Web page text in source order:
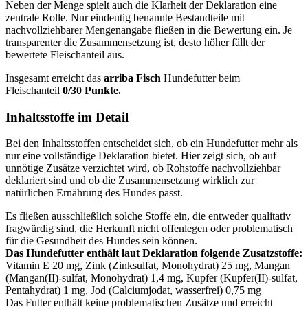
Neben der Menge spielt auch die Klarheit der Deklaration eine
zentrale Rolle. Nur eindeutig benannte Bestandteile mit
nachvollziehbarer Mengenangabe fließen in die Bewertung ein. Je
transparenter die Zusammensetzung ist, desto höher fällt der
bewertete Fleischanteil aus.
Insgesamt erreicht das arriba Fisch Hundefutter beim
Fleischanteil 0/30 Punkte.
Inhaltsstoffe im Detail
Bei den Inhaltsstoffen entscheidet sich, ob ein Hundefutter mehr als
nur eine vollständige Deklaration bietet. Hier zeigt sich, ob auf
unnötige Zusätze verzichtet wird, ob Rohstoffe nachvollziehbar
deklariert sind und ob die Zusammensetzung wirklich zur
natürlichen Ernährung des Hundes passt.
Es fließen ausschließlich solche Stoffe ein, die entweder qualitativ
fragwürdig sind, die Herkunft nicht offenlegen oder problematisch
für die Gesundheit des Hundes sein können.
Das Hundefutter enthält laut Deklaration folgende Zusatzstoffe:
Vitamin E 20 mg, Zink (Zinksulfat, Monohydrat) 25 mg, Mangan
(Mangan(II)-sulfat, Monohydrat) 1,4 mg, Kupfer (Kupfer(II)-sulfat,
Pentahydrat) 1 mg, Jod (Calciumjodat, wasserfrei) 0,75 mg
Das Futter enthält keine problematischen Zusätze und erreicht